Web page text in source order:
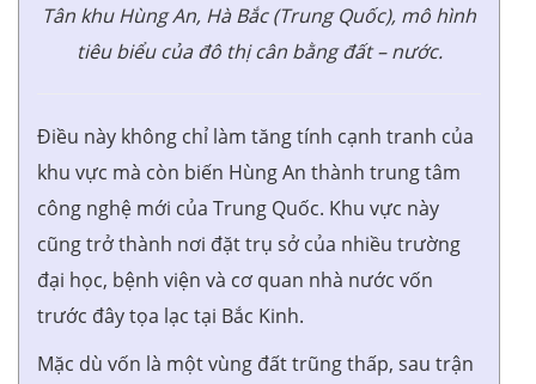
Tân khu Hùng An, Hà Bắc (Trung Quốc), mô hình
tiêu biểu của đô thị cân bằng đất – nước.
Điều này không chỉ làm tăng tính cạnh tranh của
khu vực mà còn biến Hùng An thành trung tâm
công nghệ mới của Trung Quốc. Khu vực này
cũng trở thành nơi đặt trụ sở của nhiều trường
đại học, bệnh viện và cơ quan nhà nước vốn
trước đây tọa lạc tại Bắc Kinh.
Mặc dù vốn là một vùng đất trũng thấp, sau trận